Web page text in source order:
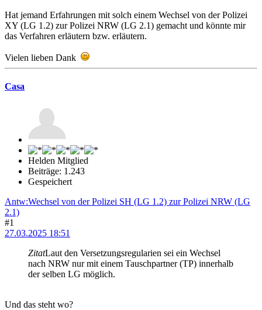
Hat jemand Erfahrungen mit solch einem Wechsel von der Polizei
XY (LG 1.2) zur Polizei NRW (LG 2.1) gemacht und könnte mir
das Verfahren erläutern bzw. erläutern.
Vielen lieben Dank
Casa
Helden Mitglied
Beiträge: 1.243
Gespeichert
Antw:Wechsel von der Polizei SH (LG 1.2) zur Polizei NRW (LG
2.1)
#1
27.03.2025 18:51
ZitatLaut den Versetzungsregularien sei ein Wechsel
nach NRW nur mit einem Tauschpartner (TP) innerhalb
der selben LG möglich.
Und das steht wo?